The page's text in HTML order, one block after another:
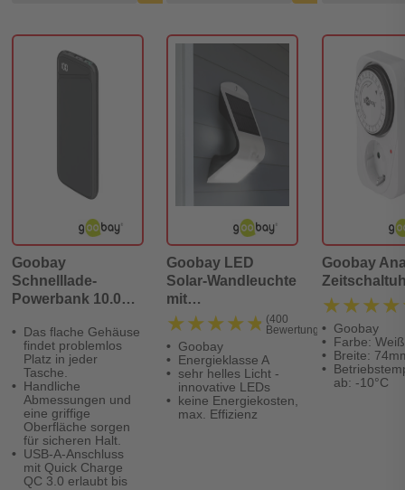
Goobay
Schnelllade-
Powerbank 10.000
QC 3.0)
Das flache Gehäuse
findet problemlos
Platz in jeder
Tasche.
Handliche
Abmessungen und
eine griffige
Oberfläche sorgen
für sicheren Halt.
USB-A-Anschluss
mit Quick Charge
QC 3.0 erlaubt bis
Goobay LED
Solar-Wandleuchte
mit
Bewegungsmelder
1,5 W
★★★★★
★★★★★ (400
Bewertungen)
Goobay
Energieklasse A
sehr helles Licht -
innovative LEDs
keine Energiekosten,
max. Effizienz
Goobay
Goobay
Farbe: Weiß
Breite:
ab: -10°C